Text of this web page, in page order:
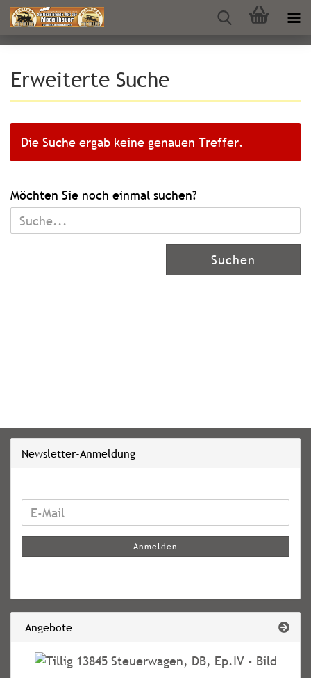
Erweiterte Suche
Die Suche ergab keine genauen Treffer.
MÖCHTEN
SIE
NOCH
Möchten Sie noch einmal suchen?
Suchen
Newsletter-Anmeldung
WEITER
ZUR
ANMELDUNG
E-
Anmelden
Angebote